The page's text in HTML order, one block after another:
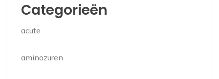
Categorieën
acute
aminozuren